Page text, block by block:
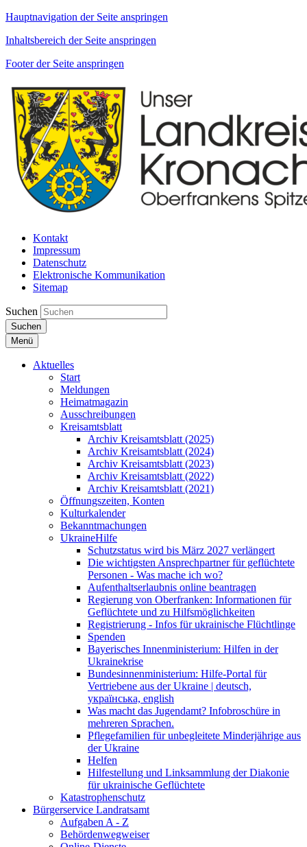
Hauptnavigation der Seite anspringen
Inhaltsbereich der Seite anspringen
Footer der Seite anspringen
Kontakt
Impressum
Datenschutz
Elektronische Kommunikation
Sitemap
Suchen
Suchen
Menü
Aktuelles
Start
Meldungen
Heimatmagazin
Ausschreibungen
Kreisamtsblatt
Archiv Kreisamtsblatt (2025)
Archiv Kreisamtsblatt (2024)
Archiv Kreisamtsblatt (2023)
Archiv Kreisamtsblatt (2022)
Archiv Kreisamtsblatt (2021)
Öffnungszeiten, Konten
Kulturkalender
Bekanntmachungen
UkraineHilfe
Schutzstatus wird bis März 2027 verlängert
Die wichtigsten Ansprechpartner für geflüchtete
Personen - Was mache ich wo?
Aufenthaltserlaubnis online beantragen
Regierung von Oberfranken: Informationen für
Geflüchtete und zu Hilfsmöglichkeiten
Registrierung - Infos für ukrainische Flüchtlinge
Spenden
Bayerisches Innenministerium: Hilfen in der
Ukrainekrise
Bundesinnenministerium: Hilfe-Portal für
Vertriebene aus der Ukraine | deutsch,
українська, english
Was macht das Jugendamt? Infobroschüre in
mehreren Sprachen.
Pflegefamilien für unbegleitete Minderjährige aus
der Ukraine
Helfen
Hilfestellung und Linksammlung der Diakonie
für ukrainische Geflüchtete
Katastrophenschutz
Bürgerservice Landratsamt
Aufgaben A - Z
Behördenwegweiser